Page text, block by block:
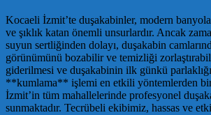
Kocaeli İzmit’te duşakabinler, modern
ve şıklık katan önemli unsurlardır. Ancak
suyun sertliğinden dolayı, duşakabin
görünümünü bozabilir ve temizliği
giderilmesi ve duşakabinin ilk günkü
**kumlama** işlemi en etkili yöntemlerden
İzmit’in tüm mahallelerinde profesyonel
sunmaktadır. Tecrübeli ekibimiz, hassas ve